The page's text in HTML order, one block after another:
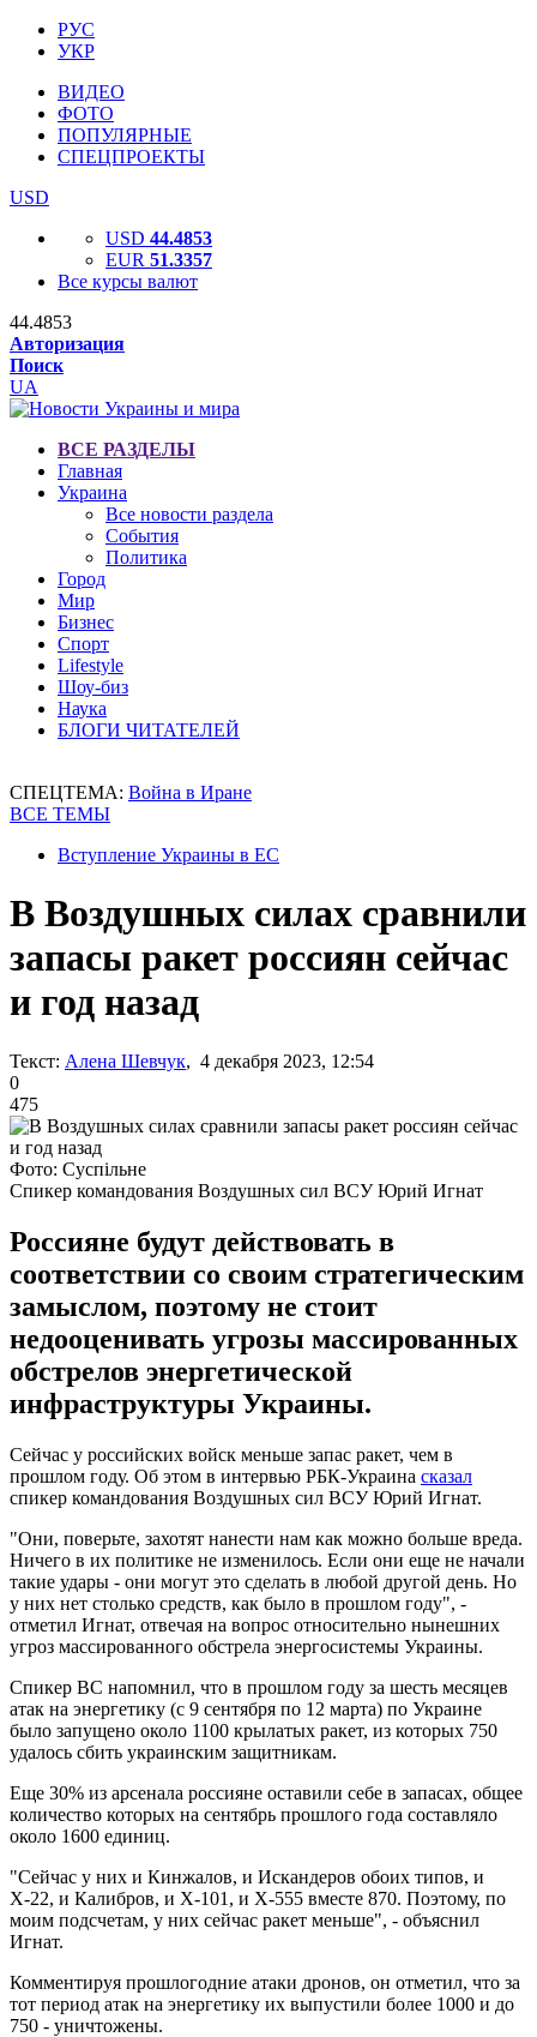
РУС
УКР
ВИДЕО
ФОТО
ПОПУЛЯРНЫЕ
СПЕЦПРОЕКТЫ
USD
USD 44.4853
EUR 51.3357
Все курсы валют
44.4853
Авторизация
Поиск
UA
ВСЕ РАЗДЕЛЫ
Главная
Украина
Все новости раздела
События
Политика
Город
Мир
Бизнес
Спорт
Lifestyle
Шоу-биз
Наука
БЛОГИ ЧИТАТЕЛЕЙ
СПЕЦТЕМА: Война в Иране
ВСЕ ТЕМЫ
Вступление Украины в ЕС
В Воздушных силах сравнили
запасы ракет россиян сейчас
и год назад
Текст: Алена Шевчук, 4 декабря 2023, 12:54
0
475
Фото: Суспільне
Спикер командования Воздушных сил ВСУ Юрий Игнат
Россияне будут действовать в
соответствии со своим стратегическим
замыслом, поэтому не стоит
недооценивать угрозы массированных
обстрелов энергетической
инфраструктуры Украины.
Сейчас у российских войск меньше запас ракет, чем в
прошлом году. Об этом в интервью РБК-Украина сказал
спикер командования Воздушных сил ВСУ Юрий Игнат.
"Они, поверьте, захотят нанести нам как можно больше вреда.
Ничего в их политике не изменилось. Если они еще не начали
такие удары - они могут это сделать в любой другой день. Но
у них нет столько средств, как было в прошлом году", -
отметил Игнат, отвечая на вопрос относительно нынешних
угроз массированного обстрела энергосистемы Украины.
Спикер ВС напомнил, что в прошлом году за шесть месяцев
атак на энергетику (с 9 сентября по 12 марта) по Украине
было запущено около 1100 крылатых ракет, из которых 750
удалось сбить украинским защитникам.
Еще 30% из арсенала россияне оставили себе в запасах, общее
количество которых на сентябрь прошлого года составляло
около 1600 единиц.
"Сейчас у них и Кинжалов, и Искандеров обоих типов, и
Х-22, и Калибров, и Х-101, и Х-555 вместе 870. Поэтому, по
моим подсчетам, у них сейчас ракет меньше", - объяснил
Игнат.
Комментируя прошлогодние атаки дронов, он отметил, что за
тот период атак на энергетику их выпустили более 1000 и до
750 - уничтожены.